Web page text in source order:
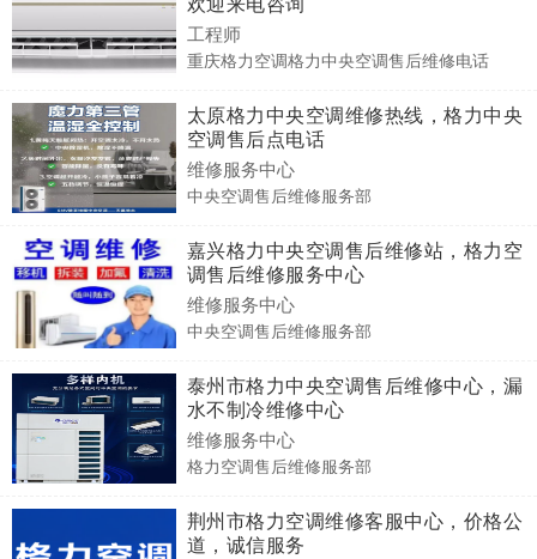
工程师
重庆格力空调格力中央空调售后维修电话
太原格力中央空调维修热线，格力中央
空调售后点电话
维修服务中心
中央空调售后维修服务部
嘉兴格力中央空调售后维修站，格力空
调售后维修服务中心
维修服务中心
中央空调售后维修服务部
泰州市格力中央空调售后维修中心，漏
水不制冷维修中心
维修服务中心
格力空调售后维修服务部
荆州市格力空调维修客服中心，价格公
道，诚信服务